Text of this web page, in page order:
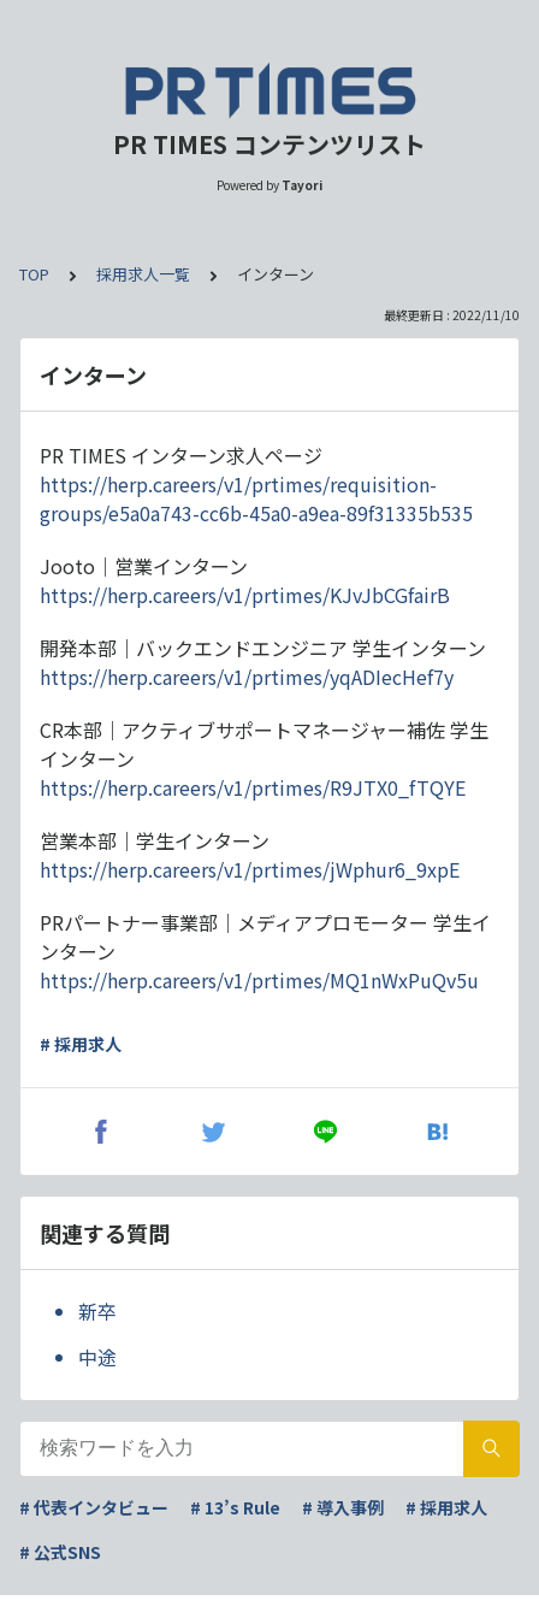
PR TIMES コンテンツリスト
Powered by Tayori
TOP 採用求人一覧 インターン
最終更新日 : 2022/11/10
インターン
PR TIMES インターン求人ページ
https://herp.careers/v1/prtimes/requisition-
groups/e5a0a743-cc6b-45a0-a9ea-89f31335b535
Jooto｜営業インターン
https://herp.careers/v1/prtimes/KJvJbCGfairB
開発本部｜バックエンドエンジニア 学生インターン
https://herp.careers/v1/prtimes/yqADIecHef7y
CR本部｜アクティブサポートマネージャー補佐 学生
インターン
https://herp.careers/v1/prtimes/R9JTX0_fTQYE
営業本部｜学生インターン
https://herp.careers/v1/prtimes/jWphur6_9xpE
PRパートナー事業部｜メディアプロモーター 学生イ
ンターン
https://herp.careers/v1/prtimes/MQ1nWxPuQv5u
# 採用求人
関連する質問
新卒
中途
# 代表インタビュー # 13’s Rule # 導入事例
# 採用求人
# 公式SNS